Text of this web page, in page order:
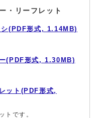
・リーフレット
(PDF形式, 1.14MB)
(PDF形式, 1.30MB)
ット(PDF形式,
トです。